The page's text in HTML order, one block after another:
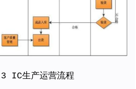
IC生产运营流程